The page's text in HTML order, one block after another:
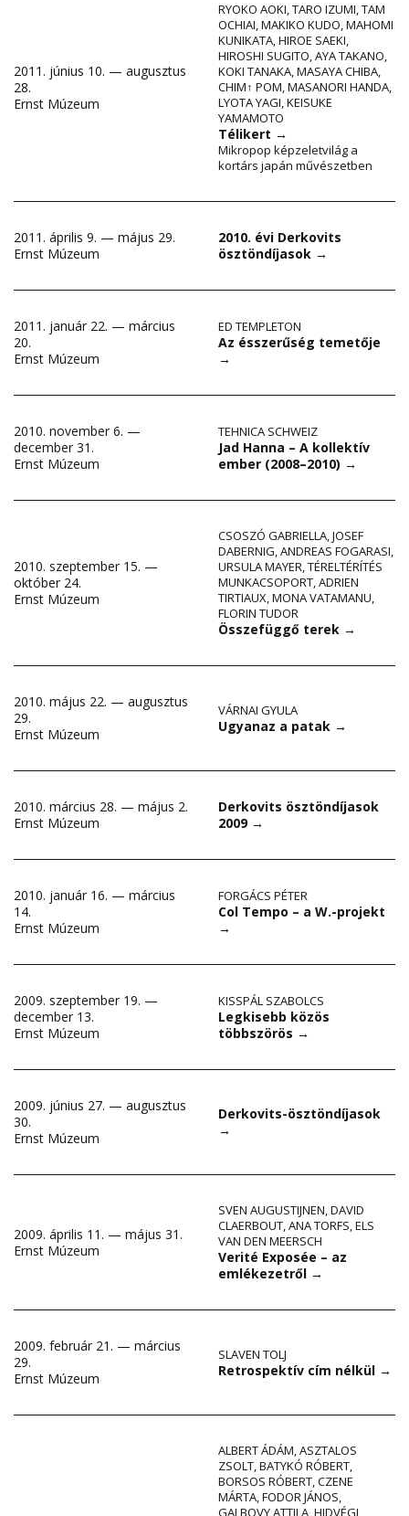
2011. június 10. — augusztus
28.
Ernst Múzeum
RYOKO AOKI,TARO IZUMI,TAM
OCHIAI,MAKIKO KUDO,MAHOMI
KUNIKATA,HIROE SAEKI,
HIROSHI SUGITO,AYA TAKANO,
KOKI TANAKA,MASAYA CHIBA,
CHIM↑ POM,MASANORI HANDA,
LYOTA YAGI,KEISUKE
YAMAMOTO
Télikert →
Mikropop képzeletvilág a
kortárs japán művészetben
2011. április 9. — május 29.
Ernst Múzeum
2010. évi Derkovits
ösztöndíjasok →
2011. január 22. — március
20.
Ernst Múzeum
ED TEMPLETON
Az ésszerűség temetője
→
2010. november 6. —
december 31.
Ernst Múzeum
TEHNICA SCHWEIZ
Jad Hanna – A kollektív
ember (2008–2010) →
2010. szeptember 15. —
október 24.
Ernst Múzeum
CSOSZÓ GABRIELLA,JOSEF
DABERNIG,ANDREAS FOGARASI,
URSULA MAYER,TÉRELTÉRÍTÉS
MUNKACSOPORT,ADRIEN
TIRTIAUX,MONA VATAMANU,
FLORIN TUDOR
Összefüggő terek →
2010. május 22. — augusztus
29.
Ernst Múzeum
VÁRNAI GYULA
Ugyanaz a patak →
2010. március 28. — május 2.
Ernst Múzeum
Derkovits ösztöndíjasok
2009 →
2010. január 16. — március
14.
Ernst Múzeum
FORGÁCS PÉTER
Col Tempo – a W.-projekt
→
2009. szeptember 19. —
december 13.
Ernst Múzeum
KISSPÁL SZABOLCS
Legkisebb közös
többszörös →
2009. június 27. — augusztus
30.
Ernst Múzeum
Derkovits-ösztöndíjasok
→
2009. április 11. — május 31.
Ernst Múzeum
SVEN AUGUSTIJNEN,DAVID
CLAERBOUT,ANA TORFS,ELS
VAN DEN MEERSCH
Verité Exposée – az
emlékezetről →
2009. február 21. — március
29.
Ernst Múzeum
SLAVEN TOLJ
Retrospektív cím nélkül →
ALBERT ÁDÁM,ASZTALOS
ZSOLT,BATYKÓ RÓBERT,
BORSOS RÓBERT,CZENE
MÁRTA,FODOR JÁNOS,
GALBOVY ATTILA HIDVÉGI